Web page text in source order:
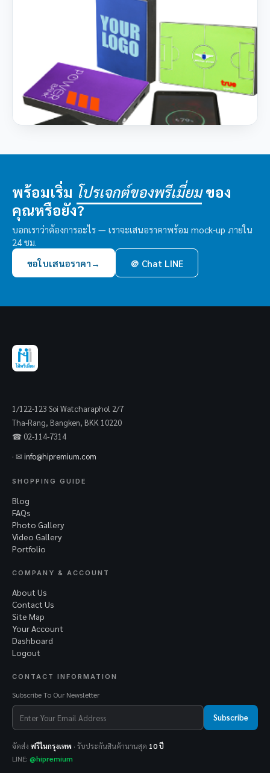
พร้อมเริ่ม โปรเจกต์ของพรีเมี่ยมของ
คุณหรือยัง?
บอกเราว่าต้องการอะไร — เราจะเสนอราคาพร้อม mock-up ภายใน
24 ชม.
ขอใบเสนอราคา → ＠ Chat LINE
1/122-123 Soi Watcharaphol 2/7
Tha-Rang, Bangken, BKK 10220
☎ 02-114-7314
· ✉ info@hipremium.com
SHOPPING GUIDE
Blog
FAQs
Photo Gallery
Video Gallery
Portfolio
COMPANY & ACCOUNT
About Us
Contact Us
Site Map
Your Account
Dashboard
Logout
CONTACT INFORMATION
Subscribe To Our Newsletter
Subscribe
จัดส่ง ฟรีในกรุงเทพ · รับประกันสินค้านานสุด 10 ปี
LINE: @hipremium